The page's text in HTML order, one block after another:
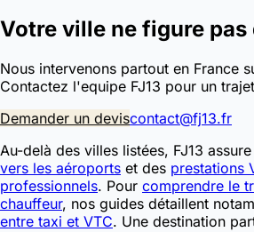
Votre ville ne figure pas
Nous intervenons partout en France
Contactez l'equipe FJ13 pour un
Demander un deviscontact@fj13.fr
Au-delà des villes listées, FJ13 assure
vers les aéroports et des prestations
professionnels. Pour comprendre le
chauffeur, nos guides détaillent
entre taxi et VTC. Une destination